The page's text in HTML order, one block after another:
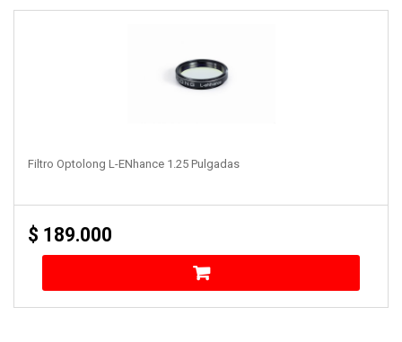
Filtro Optolong L-ENhance 1.25 Pulgadas
$ 189.000